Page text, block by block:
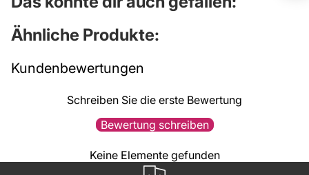
Ähnliche Produkte:
Kundenbewertungen
Schreiben Sie die erste Bewertung
Bewertung schreiben
Keine Elemente gefunden